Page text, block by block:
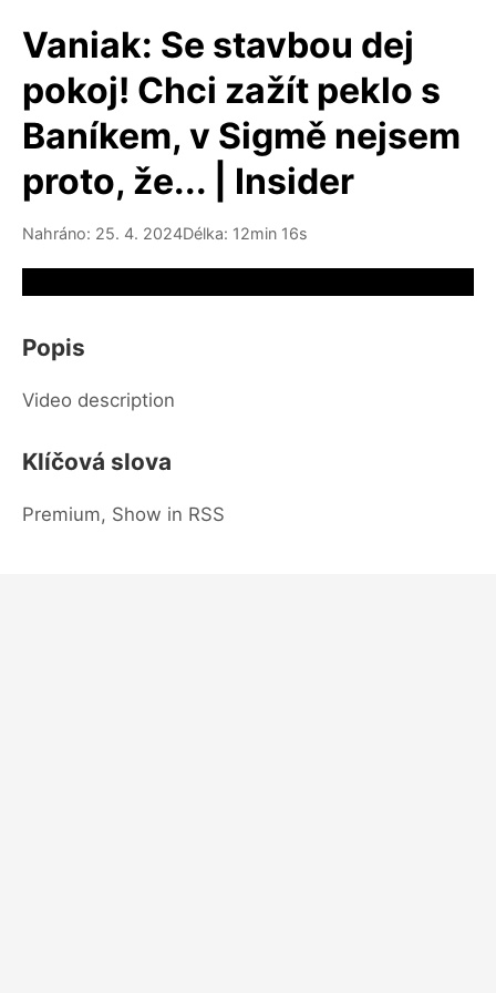
Vaniak: Se stavbou dej
pokoj! Chci zažít peklo s
Baníkem, v Sigmě nejsem
proto, že... | Insider
Nahráno: 25. 4. 2024Délka: 12min 16s
Popis
Video description
Klíčová slova
Premium, Show in RSS